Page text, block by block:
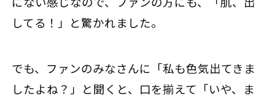
してる！」と驚かれました。
でも、ファンのみなさんに「私も色気出てきま
したよね？」と聞くと、口を揃えて「いや、ま